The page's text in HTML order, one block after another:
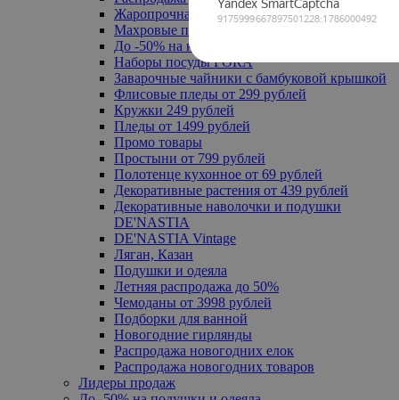
Жаропрочная посуда
Махровые полотенца
До -50% на ковры
Наборы посуды FORA
Заварочные чайники с бамбуковой крышкой
Флисовые пледы от 299 рублей
Кружки 249 рублей
Пледы от 1499 рублей
Промо товары
Простыни от 799 рублей
Полотенце кухонное от 69 рублей
Декоративные растения от 439 рублей
Декоративные наволочки и подушки
DE'NASTIA
DE'NASTIA Vintage
Ляган, Казан
Подушки и одеяла
Летняя распродажа до 50%
Чемоданы от 3998 рублей
Подборки для ванной
Новогодние гирлянды
Распродажа новогодних елок
Распродажа новогодних товаров
Лидеры продаж